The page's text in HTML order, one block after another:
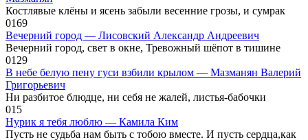
Костлявые клёны и ясень забыли весенние грозы, и сумрак
0169
Вечерний город — Лисовский Александр Андреевич
Вечерний город, свет в окне, Тревожный шёпот в тишине
0129
В небе белую пену гуси взбили крылом — Мазманян Валерий
Григорьевич
Ни разбитое блюдце, ни себя не жалей, листья-бабочки
015
Нурик я тебя люблю — Камила Ким
Пусть не судьба нам быть с тобою вместе. И пусть сердца,как